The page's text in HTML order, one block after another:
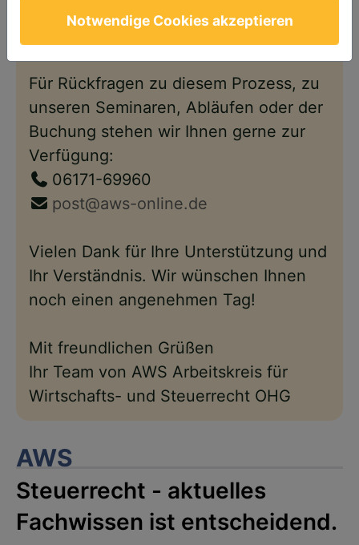
wie gewohnt – nun im neuen Design –
wieder zur Verfügung.
Für Rückfragen zu diesem Prozess, zu
unseren Seminaren, Abläufen oder der
Buchung stehen wir Ihnen gerne zur
Verfügung:
06171-69960
post@aws-online.de
Vielen Dank für Ihre Unterstützung und
Ihr Verständnis. Wir wünschen Ihnen
noch einen angenehmen Tag!
Mit freundlichen Grüßen
Ihr Team von AWS Arbeitskreis für
Wirtschafts- und Steuerrecht OHG
AWS
Steuerrecht - aktuelles
Fachwissen ist entscheidend.
Notwendige Cookies akzeptieren